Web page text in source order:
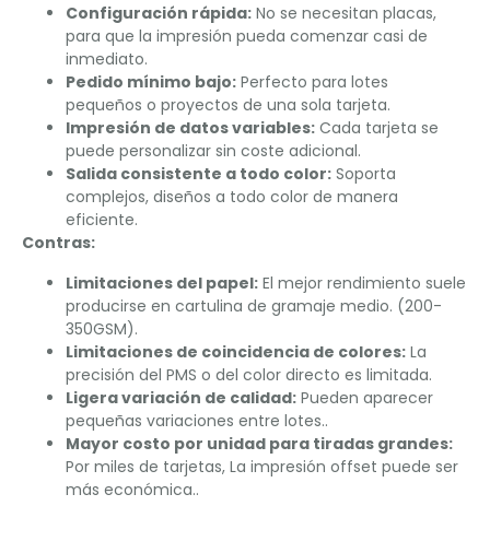
Configuración rápida: No se necesitan placas,
para que la impresión pueda comenzar casi de
inmediato.
Pedido mínimo bajo: Perfecto para lotes
pequeños o proyectos de una sola tarjeta.
Impresión de datos variables: Cada tarjeta se
puede personalizar sin coste adicional.
Salida consistente a todo color: Soporta
complejos, diseños a todo color de manera
eficiente.
Contras:
Limitaciones del papel: El mejor rendimiento suele
producirse en cartulina de gramaje medio. (200-
350GSM).
Limitaciones de coincidencia de colores: La
precisión del PMS o del color directo es limitada.
Ligera variación de calidad: Pueden aparecer
pequeñas variaciones entre lotes..
Mayor costo por unidad para tiradas grandes:
Por miles de tarjetas, La impresión offset puede ser
más económica..